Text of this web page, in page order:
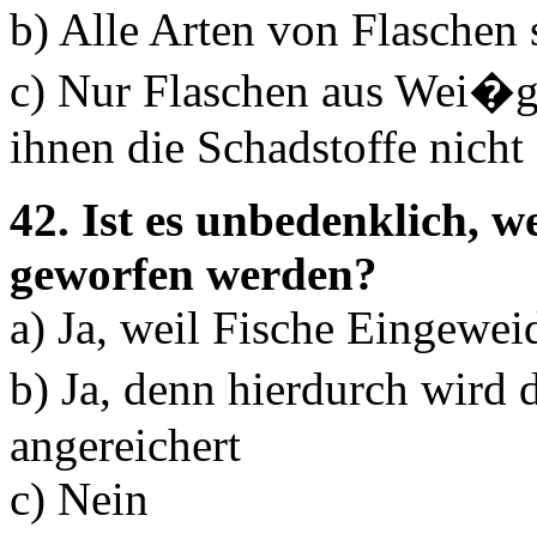
b) Alle Arten von Flaschen
c) Nur Flaschen aus
ihnen die Schadstoffe nicht
42. Ist es unbedenklich,
geworfen werden?
a) Ja, weil Fische
b) Ja, denn hierdurch wird
angereichert
c) Nein